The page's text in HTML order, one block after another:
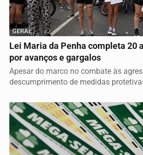
GERAL
Lei Maria da Penha completa 20
por avanços e gargalos
Apesar do marco no combate às
descumprimento de medidas